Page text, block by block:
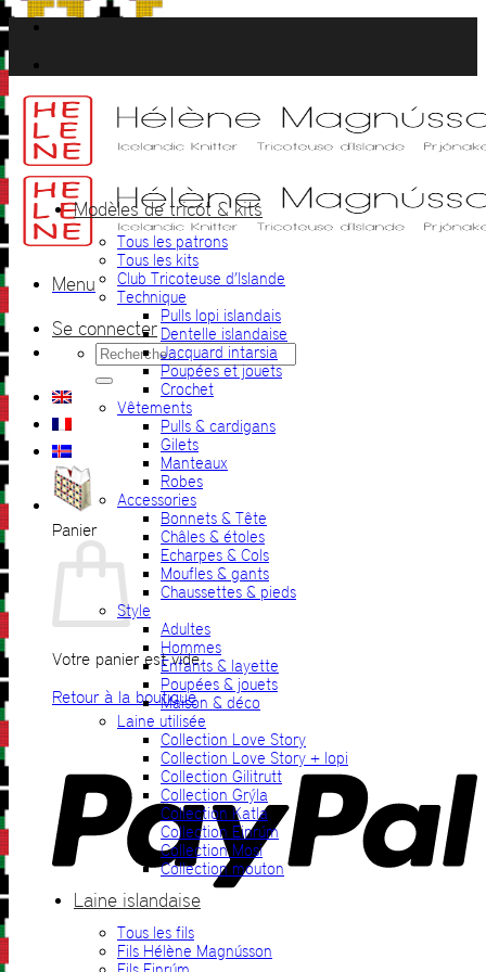
Passer
au
contenu
Menu
Se connecter
Recherche
pour :
Panier
Votre panier est vide.
Retour à la boutique
Modèles de tricot & kits
Tous les patrons
Tous les kits
Club Tricoteuse d’Islande
Technique
Pulls lopi islandais
Dentelle islandaise
Jacquard intarsia
Poupées et jouets
Crochet
Vêtements
Pulls & cardigans
Gilets
Manteaux
Robes
Accessories
Bonnets & Tête
Châles & étoles
Echarpes & Cols
Moufles & gants
Chaussettes & pieds
Style
Adultes
Hommes
Enfants & layette
Poupées & jouets
Maison & déco
Laine utilisée
Collection Love Story
Collection Love Story + lopi
Collection Gilitrutt
Collection Grýla
Collection Katla
Collection Einrúm
Collection Mosi
Collection mouton
Laine islandaise
Tous les fils
Fils Hélène Magnússon